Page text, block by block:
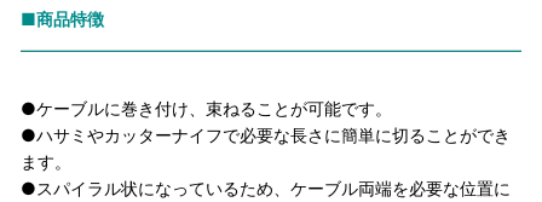
■商品特徴
●ケーブルに巻き付け、束ねることが可能です。
●ハサミやカッターナイフで必要な長さに簡単に切ることができ
ます。
●スパイラル状になっているため、ケーブル両端を必要な位置に